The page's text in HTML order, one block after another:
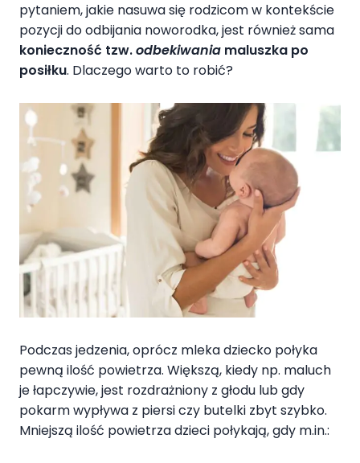
pytaniem, jakie nasuwa się rodzicom w kontekście
pozycji do odbijania noworodka, jest również sama
konieczność tzw.odbekiwania maluszka po
posiłku. Dlaczego warto to robić?
Podczas jedzenia, oprócz mleka dziecko połyka
pewną ilość powietrza. Większą, kiedy np. maluch
je łapczywie, jest rozdrażniony z głodu lub gdy
pokarm wypływa z piersi czy butelki zbyt szybko.
Mniejszą ilość powietrza dzieci połykają, gdy m.in.: